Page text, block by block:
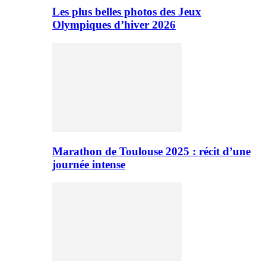
Les plus belles photos des Jeux
Olympiques d’hiver 2026
Marathon de Toulouse 2025 : récit d’une
journée intense